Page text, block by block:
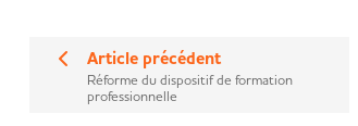
Article précédent
Réforme du dispositif de formation
professionnelle